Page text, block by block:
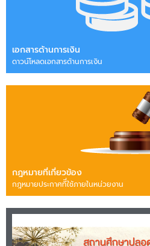
เอกสารด้านการเงิน
ดาวน์โหลดเอกสารด้านการเงิน
กฎหมายที่เกี่ยวข้อง
กฎหมายประกาศทีี่ใช้ภายในหน่วยงาน